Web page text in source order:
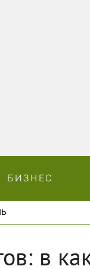
БИЗНЕС
в